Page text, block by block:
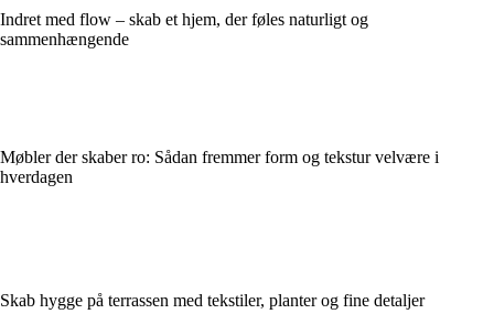
Indret med flow – skab et hjem, der føles naturligt og
sammenhængende
Møbler der skaber ro: Sådan fremmer form og tekstur velvære i
hverdagen
Skab hygge på terrassen med tekstiler, planter og fine detaljer